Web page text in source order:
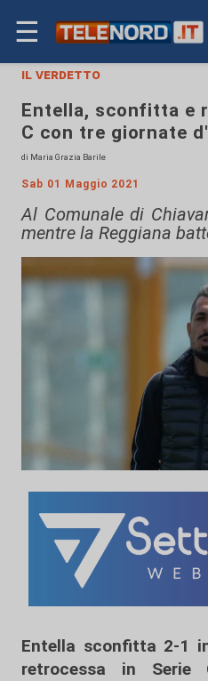
☰
il verdetto
Entella, sconfitta e
C con tre giornate
di Maria Grazia Barile
Sab 01 Maggio 2021
Al Comunale di
mentre la Reggiana
Entella sconfitta 2-1
retrocessa in Serie